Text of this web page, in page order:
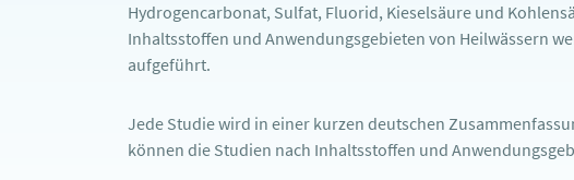
Hydrogencarbonat, Sulfat, Fluorid, Kieselsäure und
Inhaltsstoffen und Anwendungsgebieten von Heilwässern
aufgeführt.
Jede Studie wird in einer kurzen deutschen
können die Studien nach Inhaltsstoffen und